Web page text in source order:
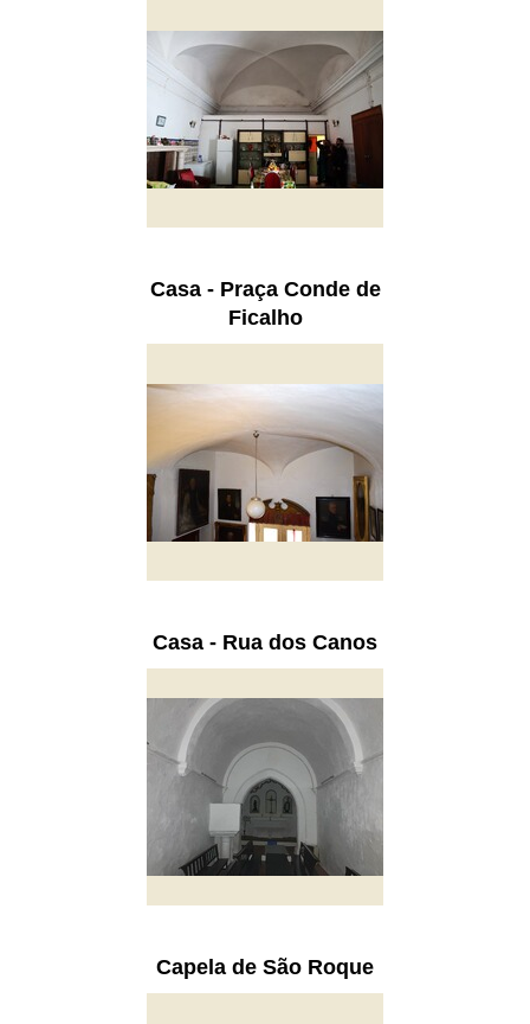
Casa - Praça Conde de
Ficalho
Casa - Rua dos Canos
Capela de São Roque